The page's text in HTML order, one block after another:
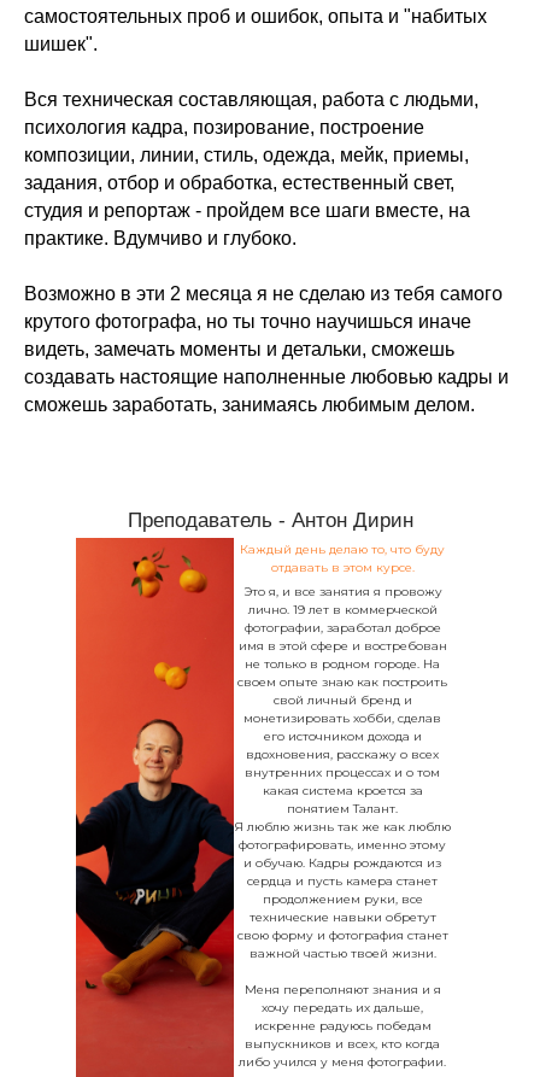
самостоятельных проб и ошибок, опыта и "набитых
шишек".
Вся техническая составляющая, работа с людьми,
психология кадра, позирование, построение
композиции, линии, стиль, одежда, мейк, приемы,
задания, отбор и обработка, естественный свет,
студия и репортаж - пройдем все шаги вместе, на
практике. Вдумчиво и глубоко.
Возможно в эти 2 месяца я не сделаю из тебя самого
крутого фотографа, но ты точно научишься иначе
видеть, замечать моменты и детальки, сможешь
создавать настоящие наполненные любовью кадры и
сможешь заработать, занимаясь любимым делом.
Преподаватель - Антон Дирин
Это я, и все занятия я провожу
лично. 19 лет в коммерческой
фотографии, заработал доброе
имя в этой сфере и востребован
не только в родном городе. На
своем опыте знаю как построить
свой личный бренд и
монетизировать хобби, сделав
его источником дохода и
вдохновения, расскажу о всех
внутренних процессах и о том
какая система кроется за
понятием Талант.
Я люблю жизнь так же как люблю
фотографировать, именно этому
и обучаю. Кадры рождаются из
сердца и пусть камера станет
продолжением руки, все
технические навыки обретут
свою форму и фотография станет
важной частью твоей жизни.
Меня переполняют знания и я
хочу передать их дальше,
искренне радуюсь победам
выпускников и всех, кто когда
либо учился у меня фотографии.
Каждый день делаю то, что буду
отдавать в этом курсе.